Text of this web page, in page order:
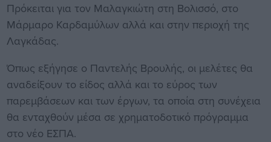
Πρόκειται για τον Μαλαγκιώτη στη Βολισσό, στο
Μάρμαρο Καρδαμύλων αλλά και στην περιοχή της
Λαγκάδας.
Όπως εξήγησε ο Παντελής Βρουλής, οι μελέτες θα
αναδείξουν το είδος αλλά και το εύρος των
παρεμβάσεων και των έργων, τα οποία στη συνέχεια
θα ενταχθούν μέσα σε χρηματοδοτικό πρόγραμμα
στο νέο ΕΣΠΑ.